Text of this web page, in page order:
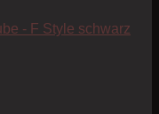
- F Style schwarz